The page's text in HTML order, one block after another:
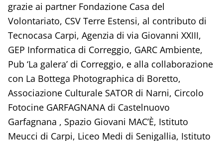
grazie ai partner Fondazione Casa del
Volontariato, CSV Terre Estensi, al contributo di
Tecnocasa Carpi, Agenzia di via Giovanni XXIII,
GEP Informatica di Correggio, GARC Ambiente,
Pub ‘La galera’ di Correggio, e alla collaborazione
con La Bottega Photographica di Boretto,
Associazione Culturale SATOR di Narni, Circolo
Fotocine GARFAGNANA di Castelnuovo
Garfagnana , Spazio Giovani MAC’È, Istituto
Meucci di Carpi, Liceo Medi di Senigallia, Istituto